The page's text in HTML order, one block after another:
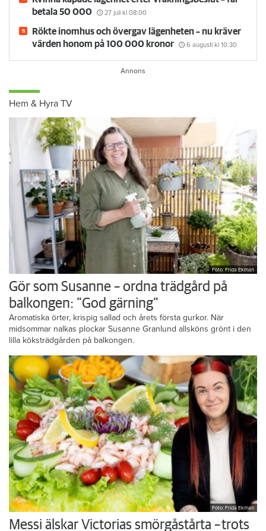
Kvinna kapade lägenhet efter vräkningsbeslut – får
betala 50 000
27 juli
Rökte inomhus och övergav lägenheten – nu kräver
värden honom på 100 000 kronor
6 augusti kl 10:30
Hem & Hyra TV
Foto: Frida Ekman
Gör som Susanne – ordna trädgård på
balkongen: ”God gärning”
Aromatiska örter, krispig sallad och årets första gurkor. När
midsommar nalkas plockar Susanne Granlund allsköns grönt i den
lilla köksträdgården på balkongen.
Foto: Frida Ekman